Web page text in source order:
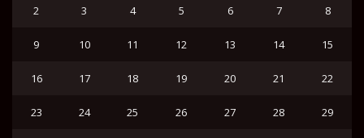
2 3 4 5 6 7 8
9 10 11 12 13 14 15
16 17 18 19 20 21 22
23 24 25 26 27 28 29